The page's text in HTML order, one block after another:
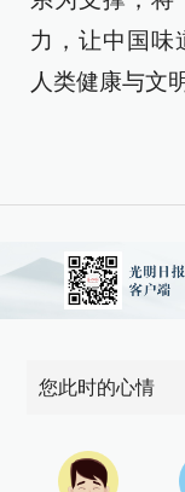
力，让中国味
人类健康与文
您此时的心情